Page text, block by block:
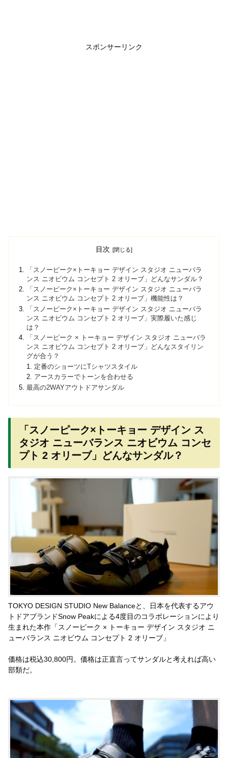
スポンサーリンク
目次
「スノーピーク×トーキョー デザイン スタジオ ニューバラ
ンス ニオビウム コンセプト 2 オリーブ」どんなサンダル？
「スノーピーク×トーキョー デザイン スタジオ ニューバラ
ンス ニオビウム コンセプト 2 オリーブ」機能性は？
「スノーピーク×トーキョー デザイン スタジオ ニューバラ
ンス ニオビウム コンセプト 2 オリーブ」実際履いた感じ
は？
「スノーピーク × トーキョー デザイン スタジオ ニューバラ
ンス ニオビウム コンセプト 2 オリーブ」どんなスタイリン
グが合う？
定番のショーツにTシャツスタイル
アースカラーでトーンを合わせる
最高の2WAYアウトドアサンダル
「スノーピーク×トーキョー デザイン ス
タジオ ニューバランス ニオビウム コンセ
プト 2 オリーブ」どんなサンダル？
TOKYO DESIGN STUDIO New Balanceと、日本を代表するアウ
トドアブランドSnow Peakによる4度目のコラボレーションにより
生まれた本作「スノーピーク × トーキョー デザイン スタジオ ニ
ューバランス ニオビウム コンセプト 2 オリーブ」
価格は税込30,800円。価格は正直言ってサンダルと考えれば高い
部類だ。